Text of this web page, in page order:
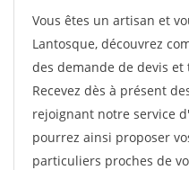
Vous êtes un artisan et
Lantosque, découvrez
des demande de devis
Recevez dès à présent
rejoignant notre service
pourrez ainsi proposer
particuliers proches de